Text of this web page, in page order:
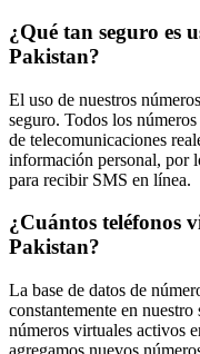
¿Qué tan seguro es
Pakistan?
El uso de nuestros
seguro. Todos los
de telecomunicaciones
información personal, por
para recibir SMS en línea.
¿Cuántos teléfonos
Pakistan?
La base de datos de
constantemente en
números virtuales activos
agregamos nuevos